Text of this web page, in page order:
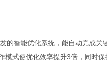
的智能优化系统，能自动完成关
式使优化效率提升3倍，同时保